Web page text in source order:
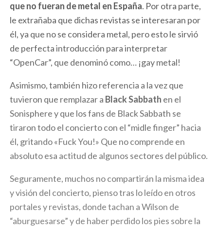
que no fueran de metal en España. Por otra parte,
le extrañaba que dichas revistas se interesaran por
él, ya que no se considera metal, pero esto le sirvió
de perfecta introducción para interpretar
“OpenCar”, que denominó como… ¡gay metal!
Asimismo, también hizo referencia a la vez que
tuvieron que remplazar a Black Sabbath en el
Sonisphere y que los fans de Black Sabbath se
tiraron todo el concierto con el “midle finger” hacia
él, gritando «Fuck You!» Que no comprende en
absoluto esa actitud de algunos sectores del público.
Seguramente, muchos no compartirán la misma idea
y visión del concierto, pienso tras lo leído en otros
portales y revistas, donde tachan a Wilson de
“aburguesarse” y de haber perdido los pies sobre la